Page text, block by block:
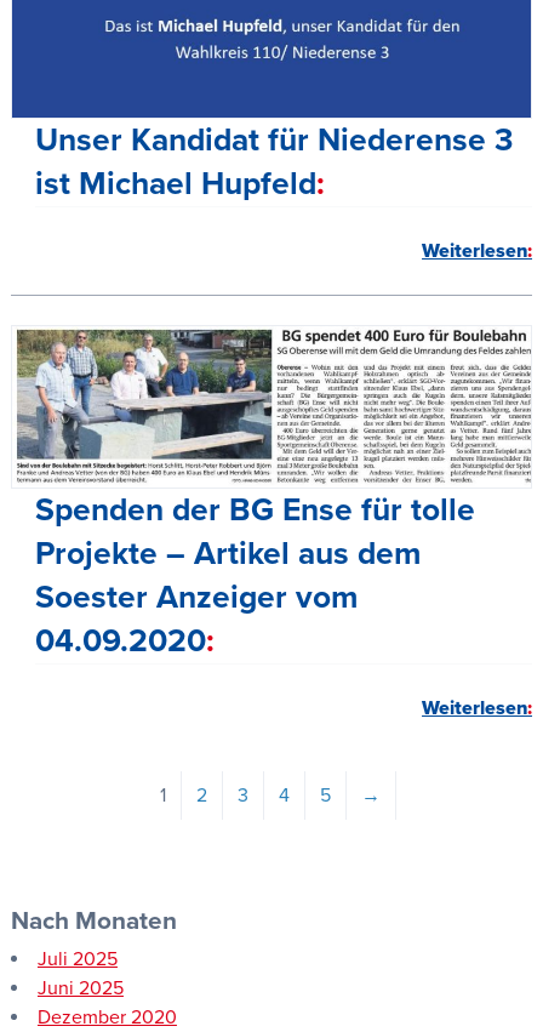
Unser Kandidat für Niederense 3
ist Michael Hupfeld
Weiterlesen
Spenden der BG Ense für tolle
Projekte – Artikel aus dem
Soester Anzeiger vom
04.09.2020
Weiterlesen
1 2 3 4 5 →
Nach Monaten
Juli 2025
Juni 2025
Dezember 2020